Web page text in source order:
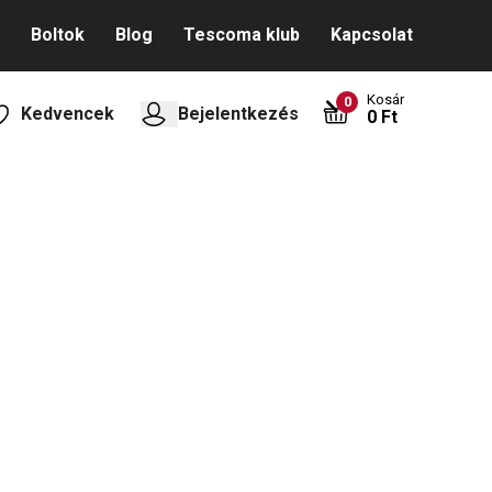
Boltok Blog Tescoma klub Kapcsolat
Kedvencek Bejelentkezés
0 Kosár
0 Ft